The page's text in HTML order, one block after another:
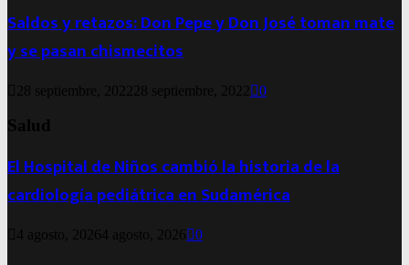
Saldos y retazos: Don Pepe y Don José toman mate
y se pasan chismecitos
28 septiembre, 2022 28 septiembre, 2022 0
Salud
El Hospital de Niños cambió la historia de la
cardiología pediátrica en Sudamérica
4 agosto, 20264 agosto, 2026 0